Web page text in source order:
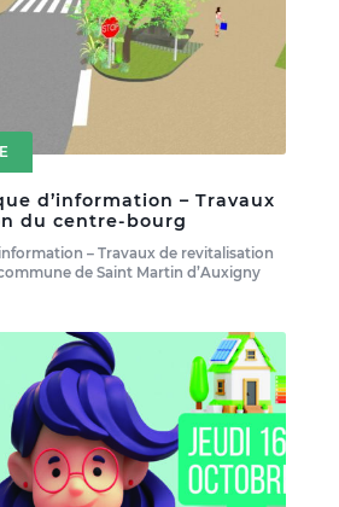
d’information – Travaux
du centre-bourg
– Travaux de revitalisation
de Saint Martin d’Auxigny